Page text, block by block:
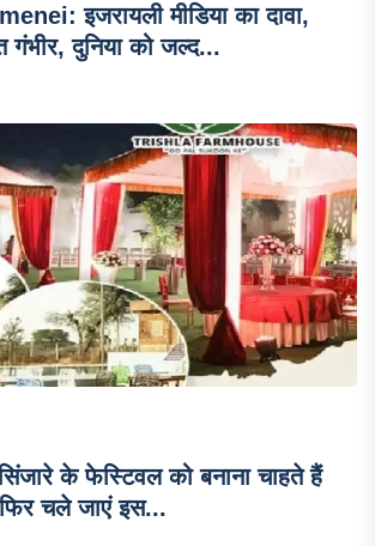
इजरायली मीडिया का दावा,
गंभीर, दुनिया को जल्द...
के फेस्टिवल को बनाना चाहते हैं
चले जाएं इस...